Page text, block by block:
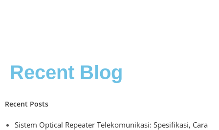
Recent Blog
Recent Posts
Sistem Optical Repeater Telekomunikasi: Spesifikasi, Cara